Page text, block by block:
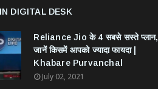
DIGITAL DESK
Reliance Jio के 4 सबसे सस्ते प्लान,
जानें किसमें आपको ज्यादा फायदा |
Khabare Purvanchal
July 02, 2021